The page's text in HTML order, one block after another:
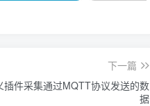
下一篇
件采集通过MQTT协议发送的数
据